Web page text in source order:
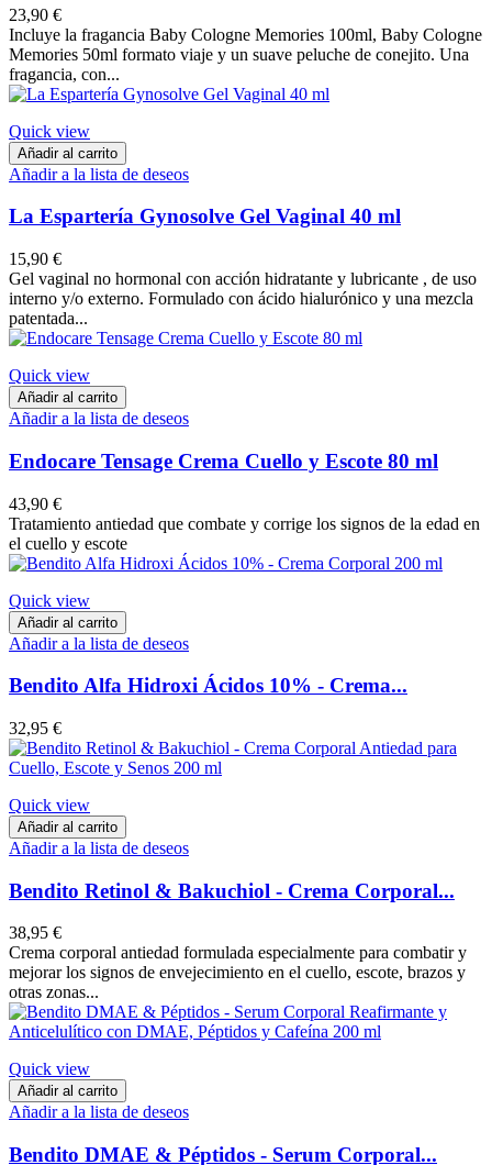
23,90 €
Incluye la fragancia Baby Cologne Memories 100ml, Baby Cologne
Memories 50ml formato viaje y un suave peluche de conejito. Una
fragancia, con...
Quick view
Añadir al carrito
Añadir a la lista de deseos
La Espartería Gynosolve Gel Vaginal 40 ml
15,90 €
Gel vaginal no hormonal con acción hidratante y lubricante , de uso
interno y/o externo. Formulado con ácido hialurónico y una mezcla
patentada...
Quick view
Añadir al carrito
Añadir a la lista de deseos
Endocare Tensage Crema Cuello y Escote 80 ml
43,90 €
Tratamiento antiedad que combate y corrige los signos de la edad en
el cuello y escote
Quick view
Añadir al carrito
Añadir a la lista de deseos
Bendito Alfa Hidroxi Ácidos 10% - Crema...
32,95 €
Quick view
Añadir al carrito
Añadir a la lista de deseos
Bendito Retinol & Bakuchiol - Crema Corporal...
38,95 €
Crema corporal antiedad formulada especialmente para combatir y
mejorar los signos de envejecimiento en el cuello, escote, brazos y
otras zonas...
Quick view
Añadir al carrito
Añadir a la lista de deseos
Bendito DMAE & Péptidos - Serum Corporal...